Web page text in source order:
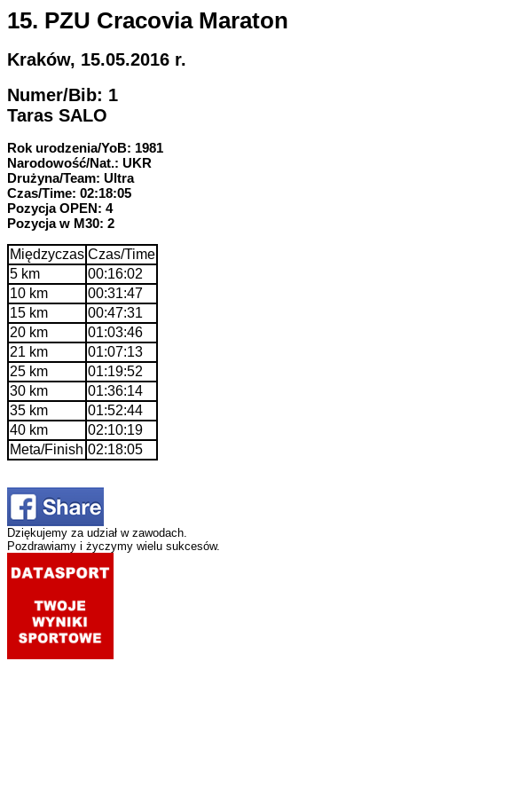
15. PZU Cracovia Maraton
Kraków, 15.05.2016 r.
Numer/Bib: 1
Taras SALO
Rok urodzenia/YoB: 1981
Narodowość/Nat.: UKR
Drużyna/Team: Ultra
Czas/Time: 02:18:05
Pozycja OPEN: 4
Pozycja w M30: 2
Międzyczas Czas/Time
5 km
00:16:02
10 km
00:31:47
15 km
00:47:31
20 km
01:03:46
21 km
01:07:13
25 km
01:19:52
30 km
01:36:14
35 km
01:52:44
40 km
02:10:19
Meta/Finish 02:18:05
Dziękujemy za udział w zawodach.
Pozdrawiamy i życzymy wielu sukcesów.